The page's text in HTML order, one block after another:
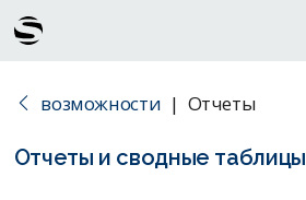
возможности | Отчеты
Отчеты и сводные таблицы